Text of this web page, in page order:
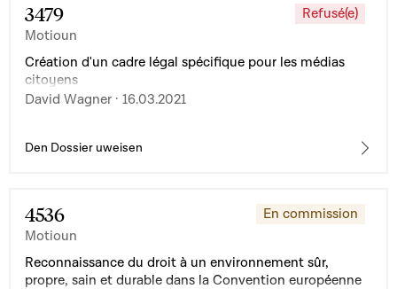
3479
Motioun
Refusé(e)
Création d'un cadre légal spécifique pour les médias
citoyens
David Wagner · 16.03.2021
Den Dossier uweisen
4536
Motioun
En commission
Reconnaissance du droit à un environnement sûr,
propre, sain et durable dans la Convention européenne